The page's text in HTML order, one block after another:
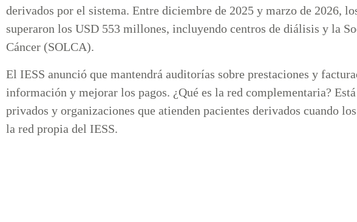
derivados por el sistema. Entre diciembre de 2025 y marzo de 2026,
superaron los USD 553 millones, incluyendo centros de diálisis y la
Cáncer (SOLCA).
El IESS anunció que mantendrá auditorías sobre prestaciones y
información y mejorar los pagos. ¿Qué es la red complementaria?
privados y organizaciones que atienden pacientes derivados cuando
la red propia del IESS.